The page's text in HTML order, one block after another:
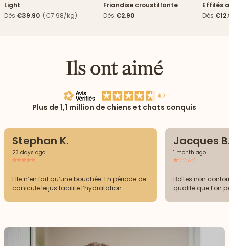
Light
Dès €39.90 (€7.98/kg)
Friandise croustillante
Dès €2.90
Effilés
Dès
Ils ont aimé
Plus de 1,1 million de chiens et chats conquis
Stephan K.
23 days ago
Elle n’en fait qu’une bouchée. En période de
canicule le jus facilite l’hydratation.
Jacques
1 month ago
Boîtes non
qualité que l’on